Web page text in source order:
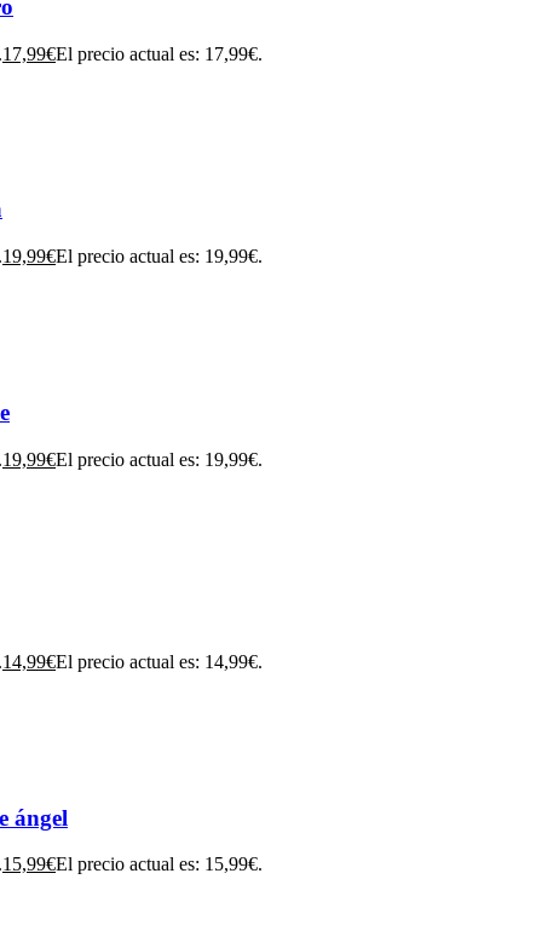
17,99€El precio actual es: 17,99€.
19,99€El precio actual es: 19,99€.
19,99€El precio actual es: 19,99€.
14,99€El precio actual es: 14,99€.
ángel
15,99€El precio actual es: 15,99€.